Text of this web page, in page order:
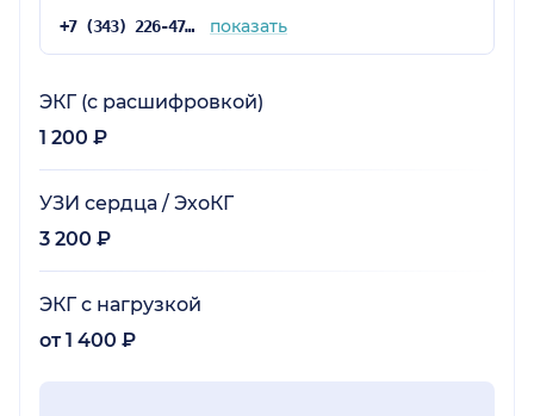
+7 (343) 226-47-61 показать
ЭКГ (с расшифровкой)
1 200 ₽
УЗИ сердца / ЭхоКГ
3 200 ₽
ЭКГ с нагрузкой
от 1 400 ₽